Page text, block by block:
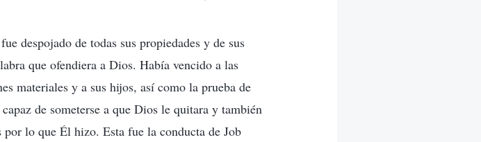
despojado de todas sus propiedades y de sus
que ofendiera a Dios. Había vencido a las
materiales y a sus hijos, así como la prueba de
de someterse a que Dios le quitara y también
lo que Él hizo. Esta fue la conducta de Job